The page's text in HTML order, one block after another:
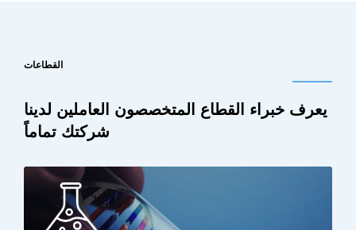
القطاعات
يعرف خبراء القطاع المتخصصون العاملين لدينا
شركتك تماماً